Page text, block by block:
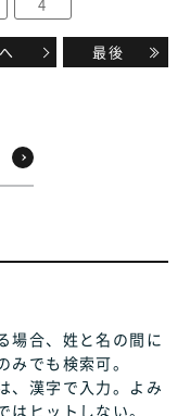
最後
場合、姓と名の間に
でも検索可。
、漢字で入力。よみ
ヒットしない。